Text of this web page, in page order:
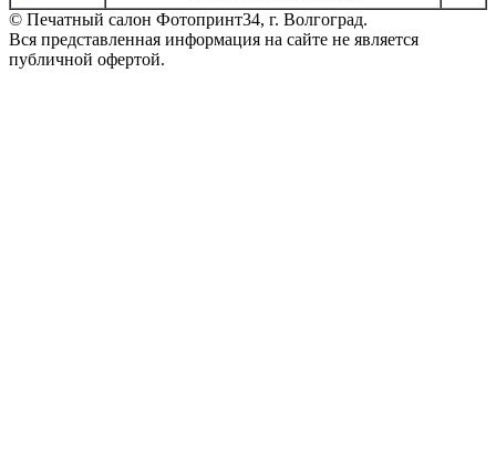
© Печатный салон Фотопринт34, г. Волгоград.
Вся представленная информация на сайте не является
публичной офертой.